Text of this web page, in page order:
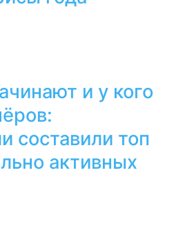
и у кого
составили топ
активных